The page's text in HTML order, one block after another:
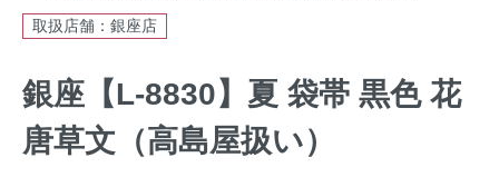
取扱店舗：銀座店
銀座【L-8830】夏 袋帯 黒色 花
唐草文（高島屋扱い）